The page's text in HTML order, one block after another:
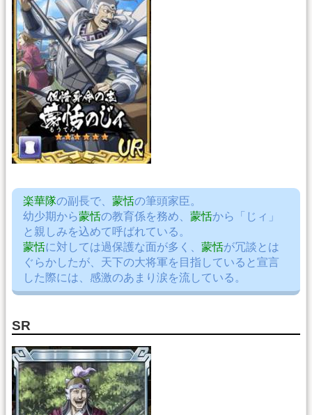
楽華隊の副長で、 蒙恬の筆頭家臣。
幼少期から蒙恬の教育係を務め、 蒙恬から「じィ」
と親しみを込めて呼ばれている。
蒙恬に対しては過保護な面が多く、 蒙恬が冗談とは
ぐらかしたが、天下の大将軍を目指していると宣言
した際には、感激のあまり涙を流している。
SR